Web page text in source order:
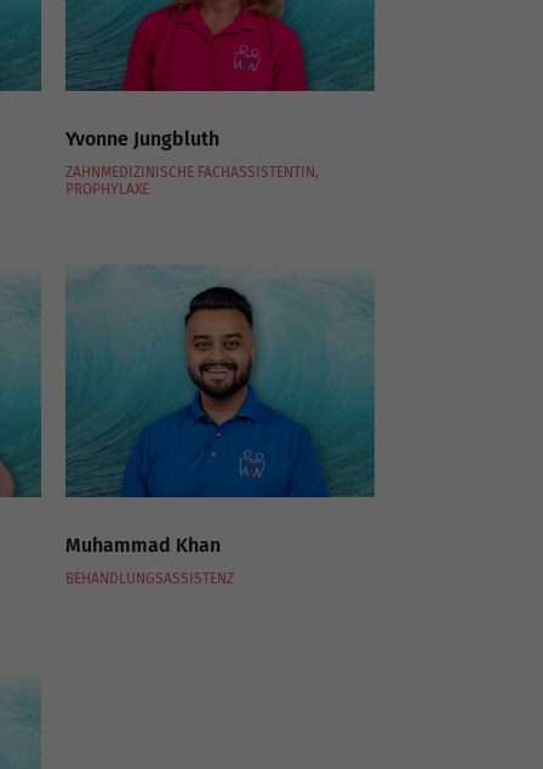
Yvonne Jungbluth
ZAHNMEDIZINISCHE FACHASSISTENTIN,
PROPHYLAXE
Muhammad Khan
BEHANDLUNGSASSISTENZ